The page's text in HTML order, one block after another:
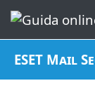
ESET Mail